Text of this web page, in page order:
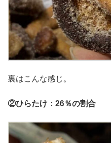
裏はこんな感じ。
②ひらたけ：26％の割合